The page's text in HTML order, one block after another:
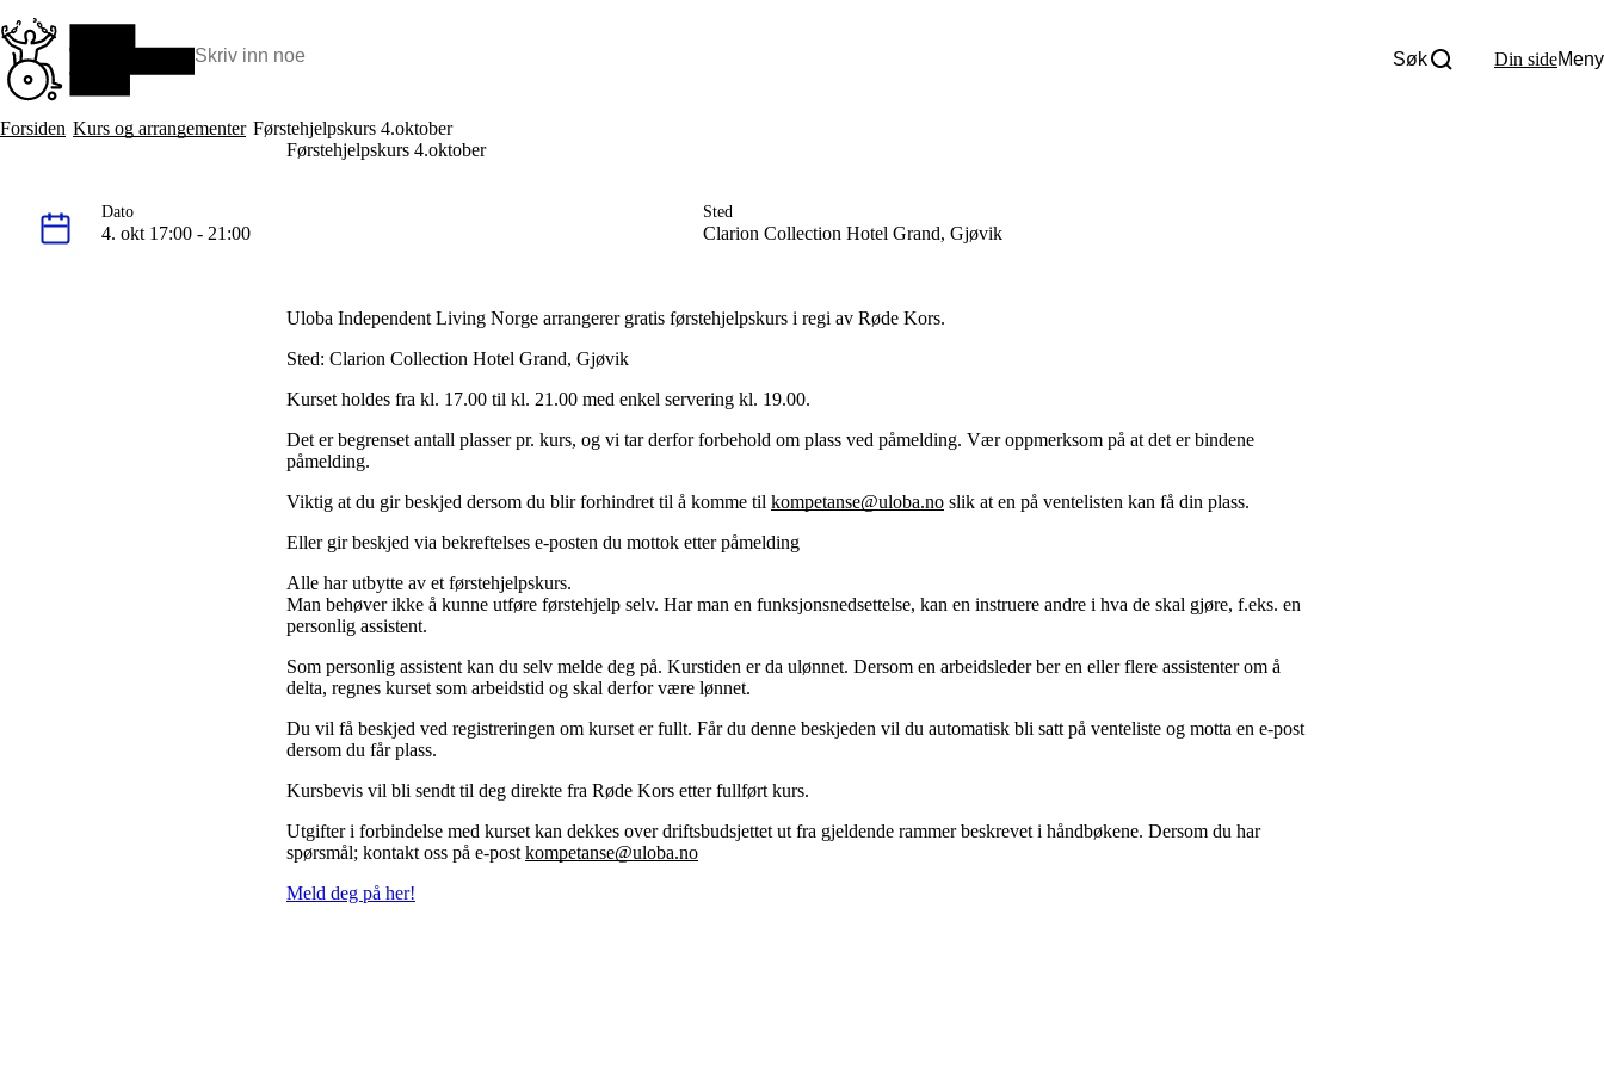
til
hovedinnhold
Søk: Søk Din sideMeny
Hva vi gjør
BPA – Borgerstyrt personlig assistanse
Funksjonsassistanse
Stolte, sterke og synlige historier
Independent Living-festivalen
Bente Skansgårds Independent Living-fond
Forsiden Kurs og arrangementer Førstehjelpskurs 4.oktober
Førstehjelpskurs 4.oktober
Dato
4. okt 17:00 - 21:00
Sted
Clarion Collection Hotel Grand, Gjøvik
Uloba Independent Living Norge arrangerer gratis førstehjelpskurs i regi av Røde Kors.
Sted: Clarion Collection Hotel Grand, Gjøvik
Kurset holdes fra kl. 17.00 til kl. 21.00 med enkel servering kl. 19.00.
Det er begrenset antall plasser pr. kurs, og vi tar derfor forbehold om plass ved påmelding. Vær oppmerksom på at det er bindene
påmelding.
Viktig at du gir beskjed dersom du blir forhindret til å komme til kompetanse@uloba.no slik at en på ventelisten kan få din plass.
Eller gir beskjed via bekreftelses e-posten du mottok etter påmelding
Alle har utbytte av et førstehjelpskurs.
Man behøver ikke å kunne utføre førstehjelp selv. Har man en funksjonsnedsettelse, kan en instruere andre i hva de skal gjøre, f.eks. en
personlig assistent.
Som personlig assistent kan du selv melde deg på. Kurstiden er da ulønnet. Dersom en arbeidsleder ber en eller flere assistenter om å
delta, regnes kurset som arbeidstid og skal derfor være lønnet.
Du vil få beskjed ved registreringen om kurset er fullt. Får du denne beskjeden vil du automatisk bli satt på venteliste og motta en e-post
dersom du får plass.
Kursbevis vil bli sendt til deg direkte fra Røde Kors etter fullført kurs.
Utgifter i forbindelse med kurset kan dekkes over driftsbudsjettet ut fra gjeldende rammer beskrevet i håndbøkene. Dersom du har
spørsmål; kontakt oss på e-post kompetanse@uloba.no
Meld deg på her!